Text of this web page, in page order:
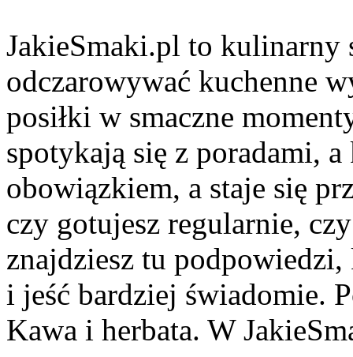
JakieSmaki.pl to kulinarny
odczarowywać kuchenne
posiłki w smaczne
spotykają się z poradami,
obowiązkiem, a staje się
czy gotujesz regularnie,
znajdziesz tu
i jeść bardziej świadomie.
Kawa i herbata. W